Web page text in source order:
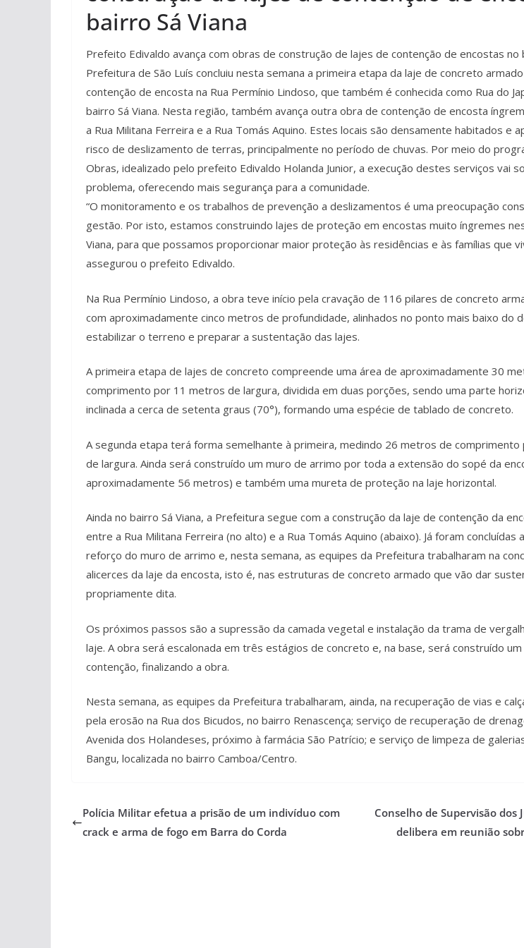
bairro Sá Viana
Prefeito Edivaldo avança com obras de construção de lajes de contenção de encostas no
Prefeitura de São Luís concluiu nesta semana a primeira etapa da laje de concreto
contenção de encosta na Rua Permínio Lindoso, que também é conhecida como Rua do
bairro Sá Viana. Nesta região, também avança outra obra de contenção de encosta
a Rua Militana Ferreira e a Rua Tomás Aquino. Estes locais são densamente habitados e
risco de deslizamento de terras, principalmente no período de chuvas. Por meio do
Obras, idealizado pelo prefeito Edivaldo Holanda Junior, a execução destes serviços vai
problema, oferecendo mais segurança para a comunidade.
“O monitoramento e os trabalhos de prevenção a deslizamentos é uma preocupação
gestão. Por isto, estamos construindo lajes de proteção em encostas muito íngremes
Viana, para que possamos proporcionar maior proteção às residências e às famílias que
assegurou o prefeito Edivaldo.
Na Rua Permínio Lindoso, a obra teve início pela cravação de 116 pilares de concreto
com aproximadamente cinco metros de profundidade, alinhados no ponto mais baixo do
estabilizar o terreno e preparar a sustentação das lajes.
A primeira etapa de lajes de concreto compreende uma área de aproximadamente 30
comprimento por 11 metros de largura, dividida em duas porções, sendo uma parte
inclinada a cerca de setenta graus (70°), formando uma espécie de tablado de concreto.
A segunda etapa terá forma semelhante à primeira, medindo 26 metros de
de largura. Ainda será construído um muro de arrimo por toda a extensão do sopé da
aproximadamente 56 metros) e também uma mureta de proteção na laje horizontal.
Ainda no bairro Sá Viana, a Prefeitura segue com a construção da laje de contenção da
entre a Rua Militana Ferreira (no alto) e a Rua Tomás Aquino (abaixo). Já foram concluídas
reforço do muro de arrimo e, nesta semana, as equipes da Prefeitura trabalharam na
alicerces da laje da encosta, isto é, nas estruturas de concreto armado que vão dar
propriamente dita.
Os próximos passos são a supressão da camada vegetal e instalação da trama de
laje. A obra será escalonada em três estágios de concreto e, na base, será construído
contenção, finalizando a obra.
Nesta semana, as equipes da Prefeitura trabalharam, ainda, na recuperação de vias e
pela erosão na Rua dos Bicudos, no bairro Renascença; serviço de recuperação de
Avenida dos Holandeses, próximo à farmácia São Patrício; e serviço de limpeza de
Bangu, localizada no bairro Camboa/Centro.
Polícia Militar efetua a prisão de um indivíduo com
crack e arma de fogo em Barra do Corda
Conselho de Supervisão dos
delibera em reunião